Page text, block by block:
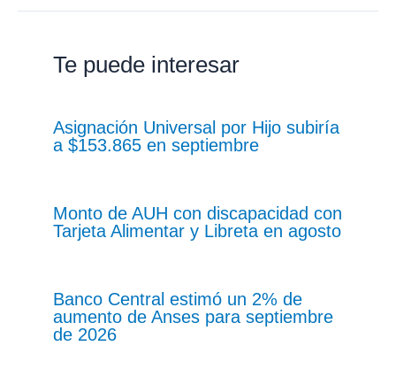
Te puede interesar
Asignación Universal por Hijo subiría
a $153.865 en septiembre
Monto de AUH con discapacidad con
Tarjeta Alimentar y Libreta en agosto
Banco Central estimó un 2% de
aumento de Anses para septiembre
de 2026